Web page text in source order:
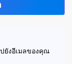
ปยังอีเมลของคุณ